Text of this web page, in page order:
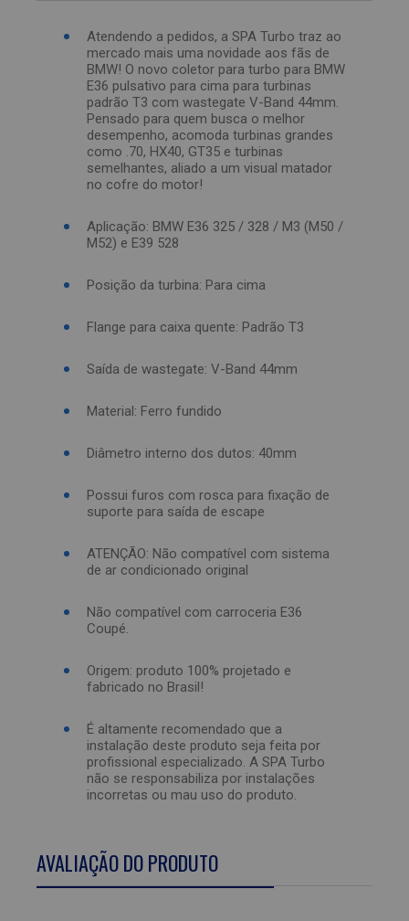
Atendendo a pedidos, a SPA Turbo traz ao
mercado mais uma novidade aos fãs de
BMW! O novo coletor para turbo para BMW
E36 pulsativo para cima para turbinas
padrão T3 com wastegate V-Band 44mm.
Pensado para quem busca o melhor
desempenho, acomoda turbinas grandes
como .70, HX40, GT35 e turbinas
semelhantes, aliado a um visual matador
no cofre do motor!
Aplicação: BMW E36 325 / 328 / M3 (M50 /
M52) e E39 528
Posição da turbina: Para cima
Flange para caixa quente: Padrão T3
Saída de wastegate: V-Band 44mm
Material: Ferro fundido
Diâmetro interno dos dutos: 40mm
Possui furos com rosca para fixação de
suporte para saída de escape
ATENÇÃO: Não compatível com sistema
de ar condicionado original
Não compatível com carroceria E36
Coupé.
Origem: produto 100% projetado e
fabricado no Brasil!
É altamente recomendado que a
instalação deste produto seja feita por
profissional especializado. A SPA Turbo
não se responsabiliza por instalações
incorretas ou mau uso do produto.
AVALIAÇÃO DO PRODUTO